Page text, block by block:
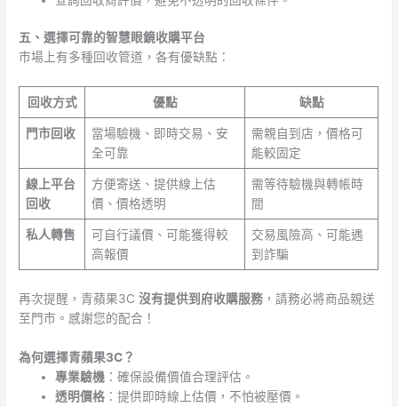
五、選擇可靠的智慧眼鏡收購平台
市場上有多種回收管道，各有優缺點：
回收方式 優點 缺點
門市回收
當場驗機、即時交易、安
全可靠
需親自到店，價格可
能較固定
線上平台
回收
方便寄送、提供線上估
價、價格透明
需等待驗機與轉帳時
間
私人轉售
可自行議價、可能獲得較
高報價
交易風險高、可能遇
到詐騙
再次提醒，青蘋果3C沒有提供到府收購服務 ，請務必將商品親送
至門市。感謝您的配合！
為何選擇青蘋果3C？
專業驗機 ：確保設備價值合理評估。
透明價格 ：提供即時線上估價，不怕被壓價。